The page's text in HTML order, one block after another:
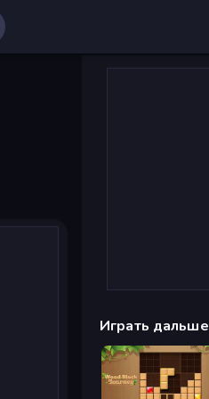
Играть дальше